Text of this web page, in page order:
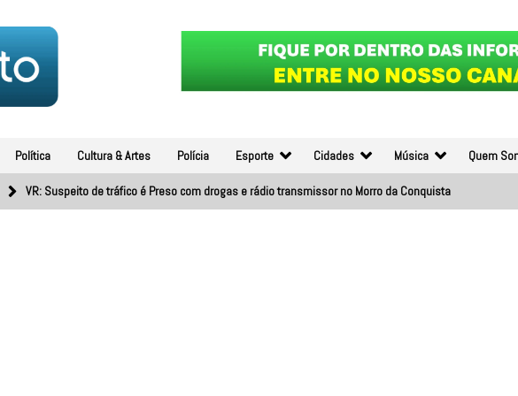
Política Cultura & Artes Polícia Esporte Cidades Música Quem
VR: Suspeito de tráfico é Preso com drogas e rádio transmissor no Morro da Conquista